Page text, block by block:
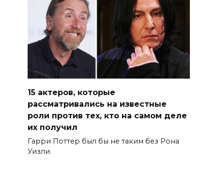
15 актеров, которые
рассматривались на известные
роли против тех, кто на самом деле
их получил
Гарри Поттер был бы не таким без Рона
Уизли.